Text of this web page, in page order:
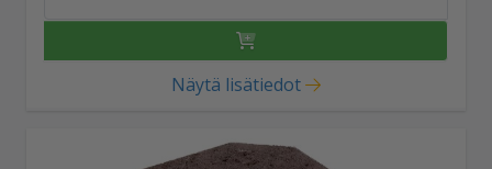
Näytä lisätiedot